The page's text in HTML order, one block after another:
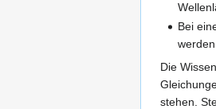
Bei
Die
stehen.